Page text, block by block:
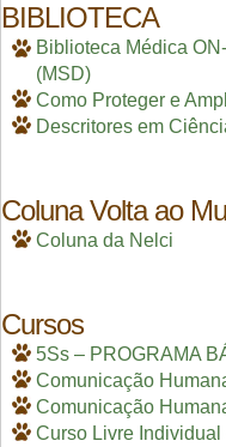
BIBLIOTECA
Biblioteca Médica
(MSD)
Como Proteger e
Descritores em
Coluna Volta ao
Coluna da Nelci
Cursos
5Ss – PROGRAMA
Comunicação
Comunicação
Curso Livre Individual